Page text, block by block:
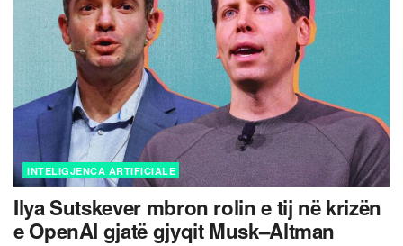
INTELIGJENCA ARTIFICIALE
Ilya Sutskever mbron rolin e tij në krizën
e OpenAI gjatë gjyqit Musk–Altman